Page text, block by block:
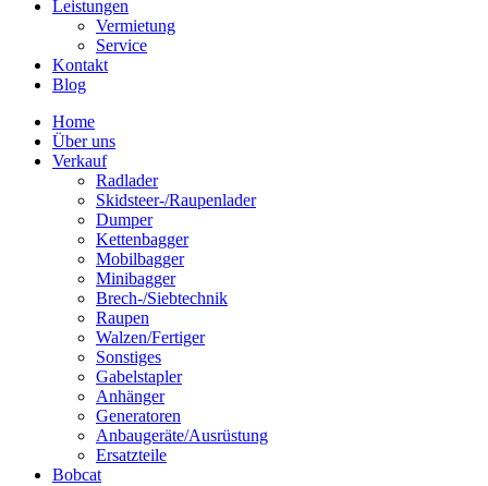
Leistungen
Vermietung
Service
Kontakt
Blog
Home
Über uns
Verkauf
Radlader
Skidsteer-/Raupenlader
Dumper
Kettenbagger
Mobilbagger
Minibagger
Brech-/Siebtechnik
Raupen
Walzen/Fertiger
Sonstiges
Gabelstapler
Anhänger
Generatoren
Anbaugeräte/Ausrüstung
Ersatzteile
Bobcat